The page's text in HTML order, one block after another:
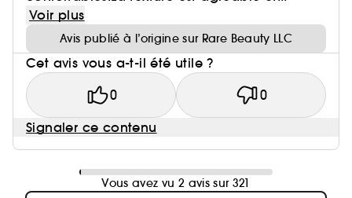
Voir plus
Avis publié à l’origine sur Rare Beauty LLC
Cet avis vous a-t-il été utile ?
0 0
Signaler ce contenu
Vous avez vu 2 avis sur 321